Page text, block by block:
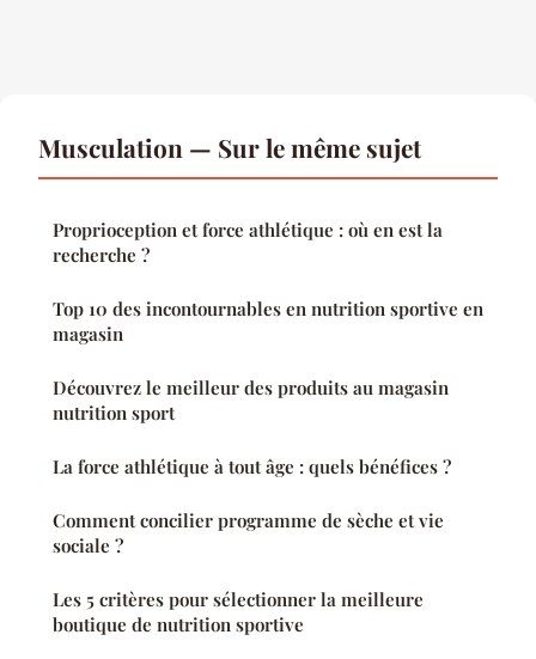
Musculation — Sur le même sujet
Proprioception et force athlétique : où en est la
recherche ?
Top 10 des incontournables en nutrition sportive en
magasin
Découvrez le meilleur des produits au magasin
nutrition sport
La force athlétique à tout âge : quels bénéfices ?
Comment concilier programme de sèche et vie
sociale ?
Les 5 critères pour sélectionner la meilleure
boutique de nutrition sportive